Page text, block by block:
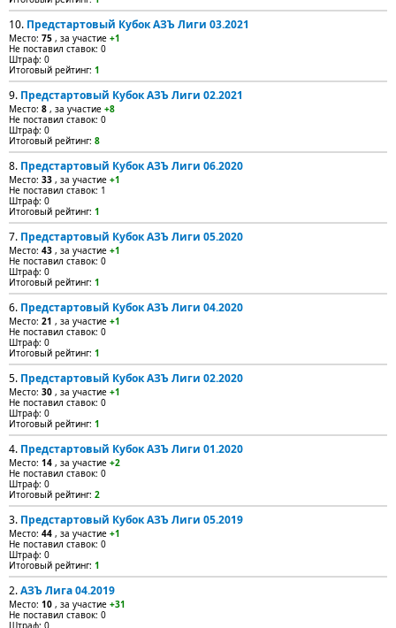
10. Предстартовый Кубок АЗЪ Лиги 03.2021
Место: 75 , за участие +1
Не поставил ставок: 0
Штраф: 0
Итоговый рейтинг: 1
9. Предстартовый Кубок АЗЪ Лиги 02.2021
Место: 8 , за участие +8
Не поставил ставок: 0
Штраф: 0
Итоговый рейтинг: 8
8. Предстартовый Кубок АЗЪ Лиги 06.2020
Место: 33 , за участие +1
Не поставил ставок: 1
Штраф: 0
Итоговый рейтинг: 1
7. Предстартовый Кубок АЗЪ Лиги 05.2020
Место: 43 , за участие +1
Не поставил ставок: 0
Штраф: 0
Итоговый рейтинг: 1
6. Предстартовый Кубок АЗЪ Лиги 04.2020
Место: 21 , за участие +1
Не поставил ставок: 0
Штраф: 0
Итоговый рейтинг: 1
5. Предстартовый Кубок АЗЪ Лиги 02.2020
Место: 30 , за участие +1
Не поставил ставок: 0
Штраф: 0
Итоговый рейтинг: 1
4. Предстартовый Кубок АЗЪ Лиги 01.2020
Место: 14 , за участие +2
Не поставил ставок: 0
Штраф: 0
Итоговый рейтинг: 2
3. Предстартовый Кубок АЗЪ Лиги 05.2019
Место: 44 , за участие +1
Не поставил ставок: 0
Штраф: 0
Итоговый рейтинг: 1
2.АЗЪ Лига 04.2019
Место: 10 , за участие +31
Не поставил ставок: 0
Штраф: 0